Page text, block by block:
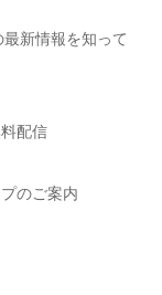
新情報を知って
配信
のご案内